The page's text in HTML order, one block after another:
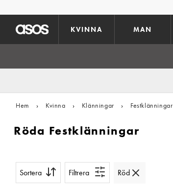
KVINNA MAN
Hem › Kvinna › Klänningar › Festklänningar
Röda Festklänningar
Sortera Filtrera Röd